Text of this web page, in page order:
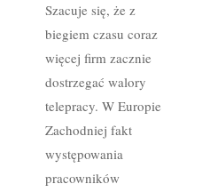
Szacuje się, że z
biegiem czasu coraz
więcej firm zacznie
dostrzegać walory
telepracy. W Europie
Zachodniej fakt
występowania
pracowników